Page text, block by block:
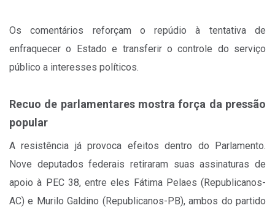
Os comentários reforçam o repúdio à tentativa de
enfraquecer o Estado e transferir o controle do serviço
público a interesses políticos.
Recuo de parlamentares mostra força da pressão
popular
A resistência já provoca efeitos dentro do Parlamento.
Nove deputados federais retiraram suas assinaturas de
apoio à PEC 38, entre eles Fátima Pelaes (Republicanos-
AC) e Murilo Galdino (Republicanos-PB), ambos do partido